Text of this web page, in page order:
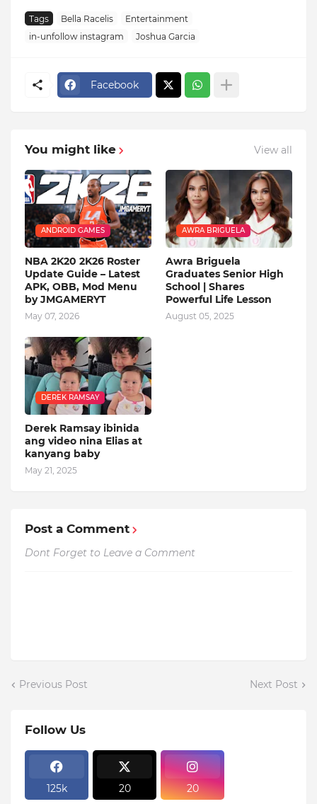
Tags Bella Racelis
Entertainment
in-unfollow instagram
Joshua Garcia
Facebook
You might like View all
ANDROID GAMES
NBA 2K20 2K26 Roster
Update Guide – Latest
APK, OBB, Mod Menu
by JMGAMERYT
May 07, 2026
AWRA BRIGUELA
Awra Briguela
Graduates Senior High
School | Shares
Powerful Life Lesson
August 05, 2025
DEREK RAMSAY
Derek Ramsay ibinida
ang video nina Elias at
kanyang baby
May 21, 2025
Post a Comment
Dont Forget to Leave a Comment
Previous Post Next Post
Follow Us
125k 20 20